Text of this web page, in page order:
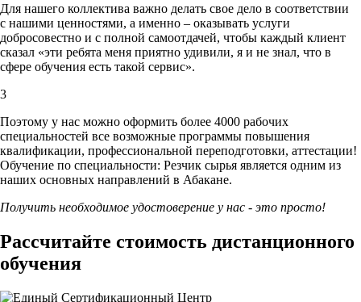
Для нашего коллектива важно делать свое дело в соответствии
с нашими ценностями, а именно – оказывать услуги
добросовестно и с полной самоотдачей, чтобы каждый клиент
сказал «эти ребята меня приятно удивили, я и не знал, что в
сфере обучения есть такой сервис».
3
Поэтому у нас можно оформить более 4000 рабочих
специальностей все возможные программы повышения
квалификации, профессиональной переподготовки, аттестации!
Обучение по специальности: Резчик сырья является одним из
наших основных направлений в Абакане.
Получить необходимое удостоверение у нас - это просто!
Рассчитайте стоимость дистанционного
обучения